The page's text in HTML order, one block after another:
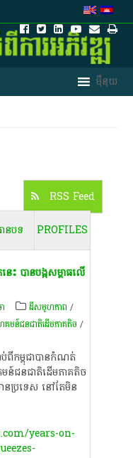
RSS Feed
នបទ PROFILES
នេះ​ បាន​បង្ក​សម្ពាធ​លើ​
ដីសមូហភាព /
មន៍ជនជាតិដើមភាគតិច/
ប់​ពី​កម្ពុជា​បាន​កំណត់​
ជនជាតិ​ដើម​ភាគតិច​
ន​ប្រទេស​ នៅ​តែ​មិន​
years-on-